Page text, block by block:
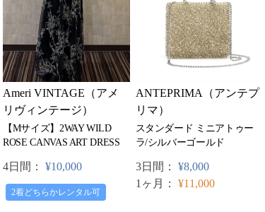
Ameri VINTAGE（アメ
リヴィンテージ）
【Mサイズ】2WAY WILD
ROSE CANVAS ART DRESS
4日間： ¥10,000
2着どちらかレンタル可
ANTEPRIMA（アンテプ
リマ）
スタンダード ミニアトゥー
ラ/シルバーゴールド
3日間： ¥8,000
1ヶ月： ¥11,000